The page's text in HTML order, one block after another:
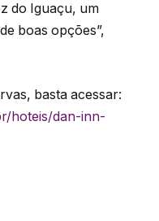
do Iguaçu, um
boas opções”,
basta acessar:
hoteis/dan-inn-